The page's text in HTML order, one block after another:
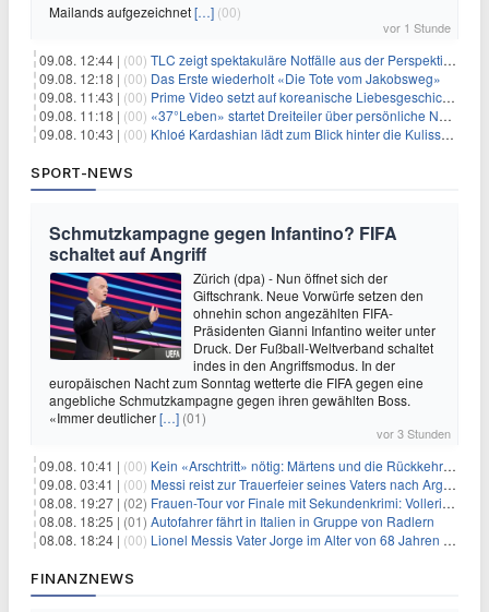
Mailands aufgezeichnet[…] (00)
vor 1 Stunde
09.08. 12:44 | (00) TLC zeigt spektakuläre Notfälle aus der Perspektive der Patienten
09.08. 12:18 | (00) Das Erste wiederholt «Die Tote vom Jakobsweg»
09.08. 11:43 | (00) Prime Video setzt auf koreanische Liebesgeschichte
09.08. 11:18 | (00) «37°Leben» startet Dreiteiler über persönliche Neuanfänge
09.08. 10:43 | (00) Khloé Kardashian lädt zum Blick hinter die Kulissen ihres Freundeskreises
SPORT-NEWS
Schmutzkampagne gegen Infantino? FIFA
schaltet auf Angriff
Zürich (dpa) - Nun öffnet sich der
Giftschrank. Neue Vorwürfe setzen den
ohnehin schon angezählten FIFA-
Präsidenten Gianni Infantino weiter unter
Druck. Der Fußball-Weltverband schaltet
indes in den Angriffsmodus. In der
europäischen Nacht zum Sonntag wetterte die FIFA gegen eine
angebliche Schmutzkampagne gegen ihren gewählten Boss.
«Immer deutlicher[…] (01)
vor 3 Stunden
09.08. 10:41 | (00) Kein «Arschtritt» nötig: Märtens und die Rückkehr nach Paris
09.08. 03:41 | (00) Messi reist zur Trauerfeier seines Vaters nach Argentinien
08.08. 19:27 | (02) Frauen-Tour vor Finale mit Sekundenkrimi: Vollering in Gelb
08.08. 18:25 | (01) Autofahrer fährt in Italien in Gruppe von Radlern
08.08. 18:24 | (00) Lionel Messis Vater Jorge im Alter von 68 Jahren gestorben
FINANZNEWS